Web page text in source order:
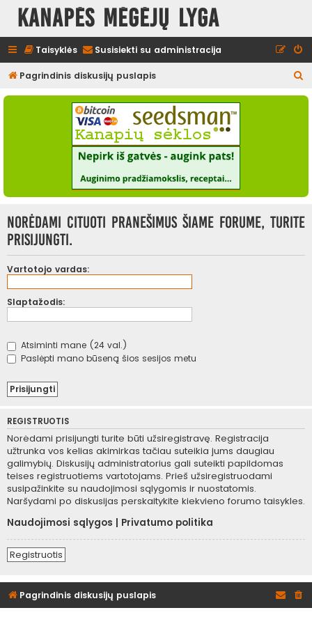
Kanapės mėgėjų lyga
Taisyklės Susisiekti su administracija
Pagrindinis diskusijų puslapis
e
Norėdami cituoti pranešimus šiame forume, turite
prisijungti.
Vartotojo vardas:
Slaptažodis:
Atsiminti mane (24 val.)
Paslėpti mano būseną šios sesijos metu
REGISTRUOTIS
Norėdami prisijungti turite būti užsiregistravę. Registracija
užtrunka vos kelias akimirkas tačiau suteikia jums daugiau
galimybių. Diskusijų administratorius gali suteikti papildomas
teises registruotiems vartotojams. Prieš užsiregistruodami
susipažinkite su naudojimosi sąlygomis ir nuostatomis.
Naršydami po diskusijas perskaitykite kiekvieno forumo taisykles.
Naudojimosi sąlygos
Privatumo politika
Registruotis
Pagrindinis diskusijų puslapis